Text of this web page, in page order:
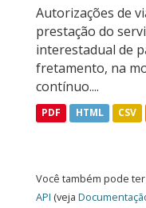
Autorizações de
prestação do
interestadual de
fretamento, na
contínuo....
PDF HTML CSV
Você também pode
API (veja